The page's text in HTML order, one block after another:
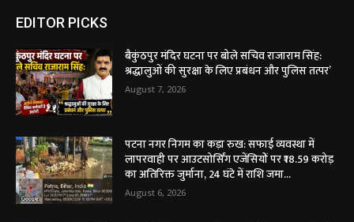
EDITOR PICKS
बैकुंठपुर मंदिर घटना पर बोले सचिव राजाराम सिंह:
श्रद्धालुओं की सुरक्षा के लिए प्रबंधन और पुलिस तत्पर’
August 7, 2026
पटना नगर निगम का कड़ा रुख: सफाई व्यवस्था में
लापरवाही पर आउटसोर्सिंग एजेंसियों पर ₹18.59 करोड़
का अतिरिक्त जुर्माना, 24 घंटे में राशि जमा...
August 6, 2026